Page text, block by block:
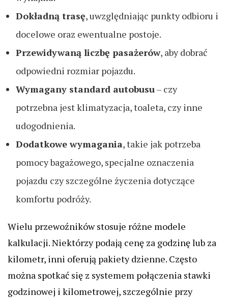
Dokładną trasę, uwzględniając punkty odbioru i
docelowe oraz ewentualne postoje.
Przewidywaną liczbę pasażerów, aby dobrać
odpowiedni rozmiar pojazdu.
Wymagany standard autobusu– czy
potrzebna jest klimatyzacja, toaleta, czy inne
udogodnienia.
Dodatkowe wymagania, takie jak potrzeba
pomocy bagażowego, specjalne oznaczenia
pojazdu czy szczególne życzenia dotyczące
komfortu podróży.
Wielu przewoźników stosuje różne modele
kalkulacji. Niektórzy podają cenę za godzinę lub za
kilometr, inni oferują pakiety dzienne. Często
można spotkać się z systemem połączenia stawki
godzinowej i kilometrowej, szczególnie przy